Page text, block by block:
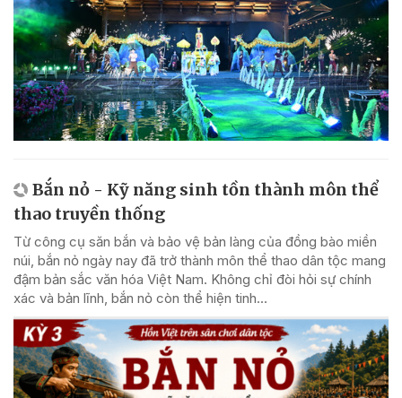
Bắn nỏ - Kỹ năng sinh tồn thành môn thể
thao truyền thống
Từ công cụ săn bắn và bảo vệ bản làng của đồng bào miền
núi, bắn nỏ ngày nay đã trở thành môn thể thao dân tộc mang
đậm bản sắc văn hóa Việt Nam. Không chỉ đòi hỏi sự chính
xác và bản lĩnh, bắn nỏ còn thể hiện tinh...